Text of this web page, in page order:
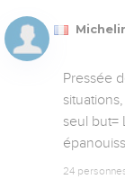
Pressée
seul but=
24